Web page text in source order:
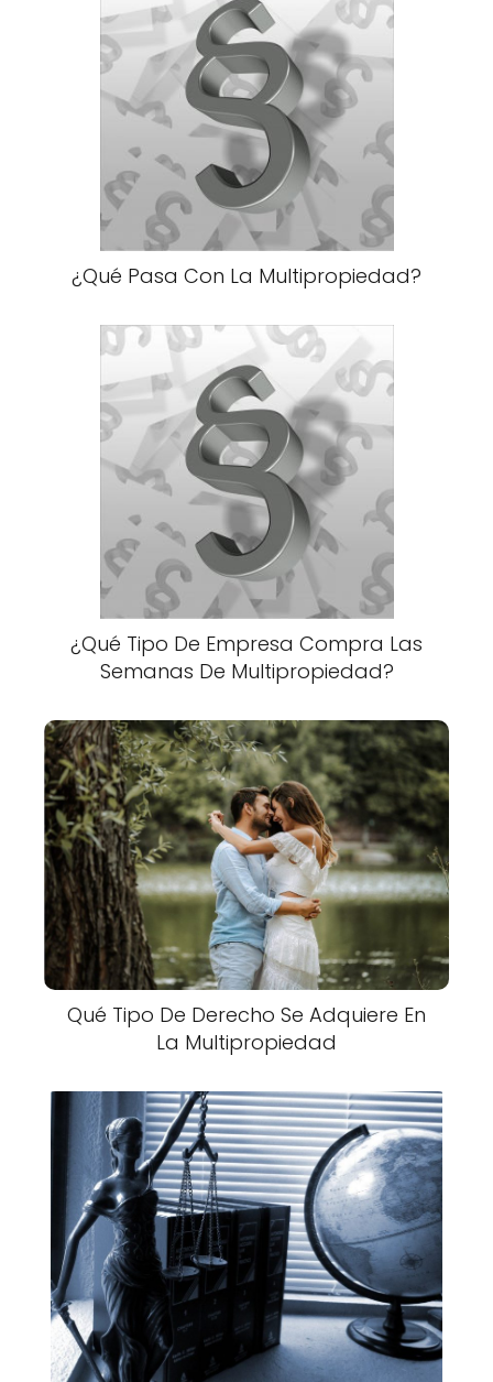
¿Qué Pasa Con La Multipropiedad?
¿Qué Tipo De Empresa Compra Las
Semanas De Multipropiedad?
Qué Tipo De Derecho Se Adquiere En
La Multipropiedad